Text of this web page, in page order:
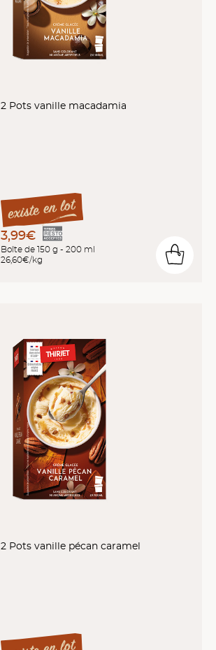
2 Pots vanille macadamia
3,99€
Boîte de 150 g - 200 ml
26,60€/kg
2 Pots vanille pécan caramel